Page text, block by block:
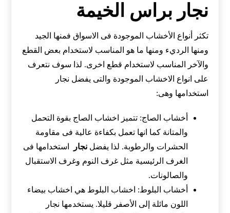
نجار براس الخيمة
تكثر أنواع الأخشاب الموجودة فى الاسواق فمنها الجيد
ومنها الرديء ومنها ما هو المناسب لاستخدام بعض القطع
والآخر المناسب لاستخدام قطع اخرى. لذا سوف نتعرف
على انواع الاخشاب الموجودة والتى يفضل نجار
استخدامها وهى:
أخشاب الصاج: تتميز اخشاب الصاج بقوة التحمل
والمتانة كما انها تعمل بكفاءة عالية فى مقاومة
الحشرات والرطوبة. لذا يفضل نجار
استخدامها فى
الغرف الرئيسية مثل غرف النوم وغرف الاستقبال
والصالونات.
أخشاب البلوط: اخشاب البلوط هي اخشاب بيضاء
اللون مائلة إلى الأصفر قليلا. يستخدمها نجار